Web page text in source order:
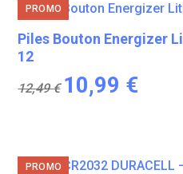
PROMO
Piles Bouton Energizer
12
12,49€
Le
prix
10,99 €
PROMO